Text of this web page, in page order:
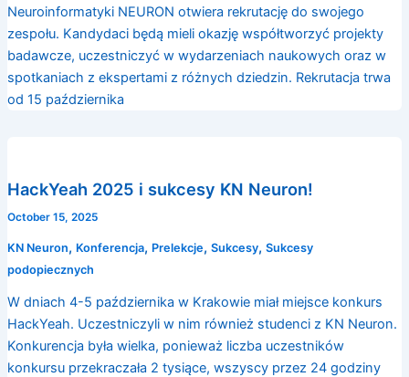
Neuroinformatyki NEURON otwiera rekrutację do swojego
zespołu. Kandydaci będą mieli okazję współtworzyć projekty
badawcze, uczestniczyć w wydarzeniach naukowych oraz w
spotkaniach z ekspertami z różnych dziedzin. Rekrutacja trwa
od 15 października
HackYeah 2025 i sukcesy KN Neuron!
October 15, 2025
KN Neuron, Konferencja, Prelekcje, Sukcesy, Sukcesy
podopiecznych
W dniach 4-5 października w Krakowie miał miejsce konkurs
HackYeah. Uczestniczyli w nim również studenci z KN Neuron.
Konkurencja była wielka, ponieważ liczba uczestników
konkursu przekraczała 2 tysiące, wszyscy przez 24 godziny